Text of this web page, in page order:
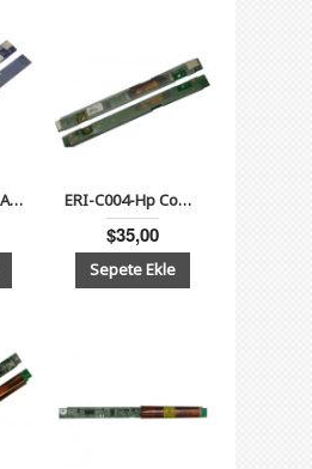
ERI-A002 - Acer Aspire 6530, 6930, 8920, 8930, Serisi Notebook İnverter ERI-C004-Hp Compaq 6910P, NC6400, NW9440, NX9420 Serisi Lcd İnverter Board 17"
$35,00